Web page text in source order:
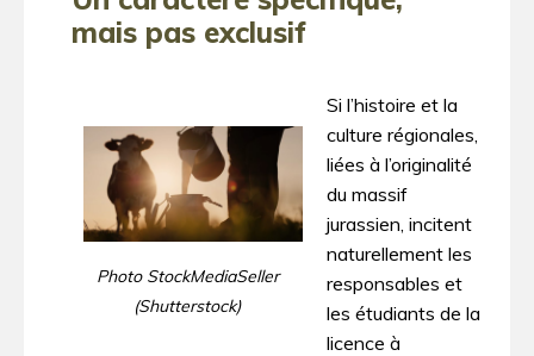
mais pas exclusif
Photo StockMediaSeller
(Shutterstock)
Si l’histoire et la
culture régionales,
liées à l’originalité
du massif
jurassien, incitent
naturellement les
responsables et
les étudiants de la
licence à